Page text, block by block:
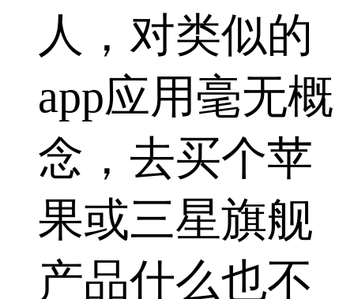
人，对类似的
app应用毫无概
念，去买个苹
果或三星旗舰
产品什么也不